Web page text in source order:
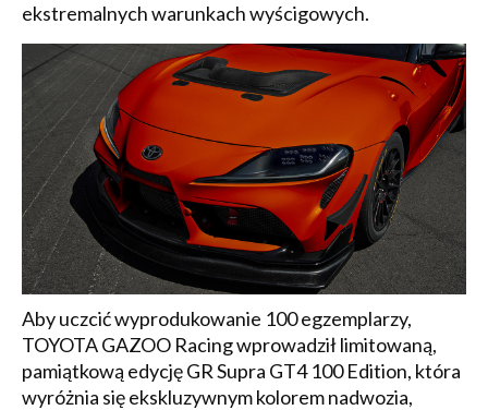
ekstremalnych warunkach wyścigowych.
Aby uczcić wyprodukowanie 100 egzemplarzy,
TOYOTA GAZOO Racing wprowadził limitowaną,
pamiątkową edycję GR Supra GT4 100 Edition, która
wyróżnia się ekskluzywnym kolorem nadwozia,